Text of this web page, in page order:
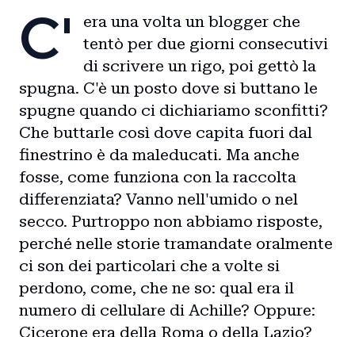
C'
era una volta un blogger che
tentò per due giorni consecutivi
di scrivere un rigo, poi gettò la
spugna. C'è un posto dove si buttano le
spugne quando ci dichiariamo sconfitti?
Che buttarle così dove capita fuori dal
finestrino è da maleducati. Ma anche
fosse, come funziona con la raccolta
differenziata? Vanno nell'umido o nel
secco. Purtroppo non abbiamo risposte,
perché nelle storie tramandate oralmente
ci son dei particolari che a volte si
perdono, come, che ne so: qual era il
numero di cellulare di Achille? Oppure:
Cicerone era della Roma o della Lazio?